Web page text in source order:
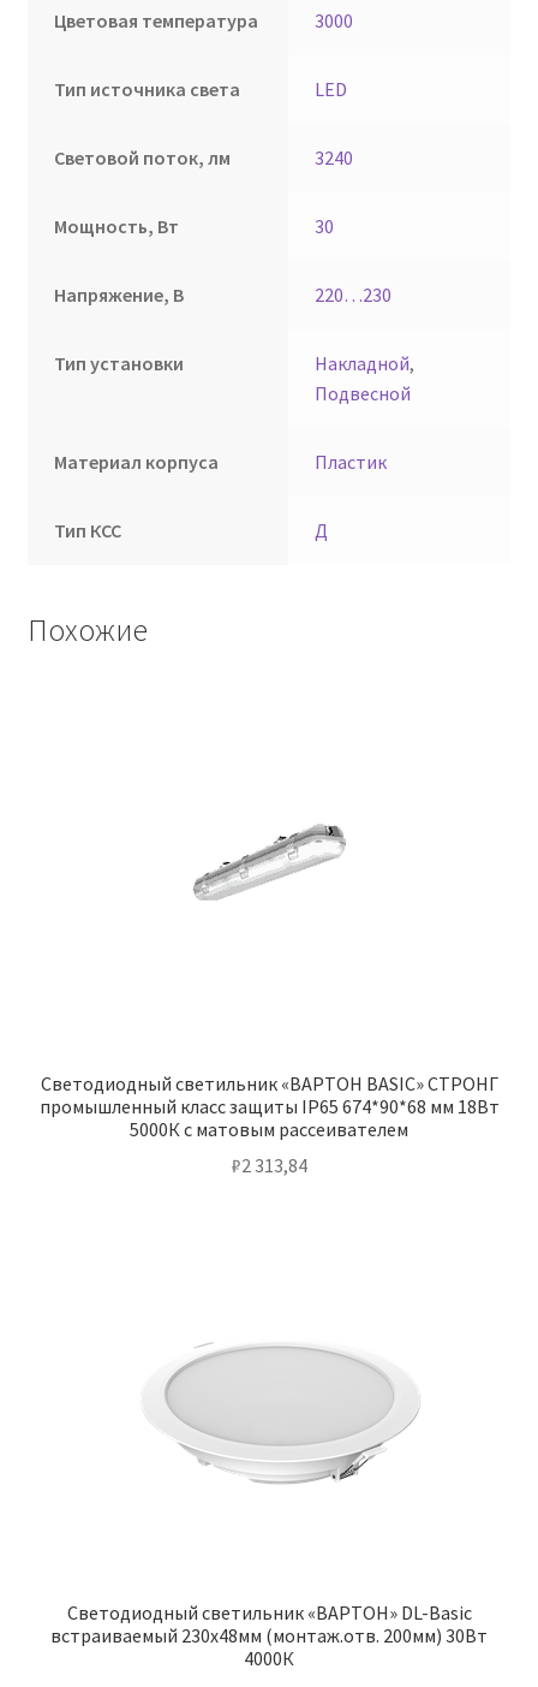
Цветовая температура 3000
Тип источника света LED
Световой поток, лм 3240
Мощность, Вт 30
Напряжение, В 220…230
Тип установки Накладной,
Подвесной
Материал корпуса Пластик
Тип КСС Д
Похожие
Светодиодный светильник «ВАРТОН BASIC» СТРОНГ
промышленный класс защиты IP65 674*90*68 мм 18Вт
5000К с матовым рассеивателем
₽2 313,84
Светодиодный светильник «ВАРТОН» DL-Basic
встраиваемый 230х48мм (монтаж.отв. 200мм) 30Вт
4000К